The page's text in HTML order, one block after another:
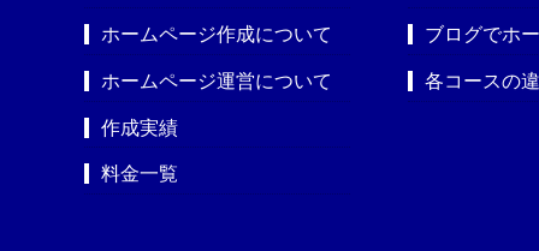
ホームページ作成について
ホームページ運営について
作成実績
料金一覧
ブログでホ
各コースの